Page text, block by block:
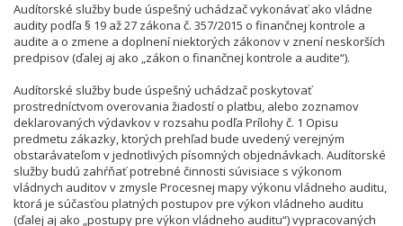
Audítorské služby bude úspešný uchádzač vykonávať ako vládne
audity podľa § 19 až 27 zákona č. 357/2015 o finančnej kontrole a
audite a o zmene a doplnení niektorých zákonov v znení neskorších
predpisov (ďalej aj ako „zákon o finančnej kontrole a audite“).
Audítorské služby bude úspešný uchádzač poskytovať
prostredníctvom overovania žiadostí o platbu, alebo zoznamov
deklarovaných výdavkov v rozsahu podľa Prílohy č. 1 Opisu
predmetu zákazky, ktorých prehľad bude uvedený verejným
obstarávateľom v jednotlivých písomných objednávkach. Audítorské
služby budú zahŕňať potrebné činnosti súvisiace s výkonom
vládnych auditov v zmysle Procesnej mapy výkonu vládneho auditu,
ktorá je súčasťou platných postupov pre výkon vládneho auditu
(ďalej aj ako „postupy pre výkon vládneho auditu“) vypracovaných